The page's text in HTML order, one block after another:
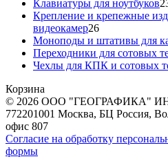
Клавиатуры для ноутбуков
Крепление и крепежные
видеокамер2626
товаров
Моноподы и штативы для
Переходники для сотовых
Чехлы для КПК и сотовых
Корзина
© 2026 ООО "ГЕОГРАФИКА"
772201001 Москва, БЦ Россия,
офис 807
Согласие на обработку
формы